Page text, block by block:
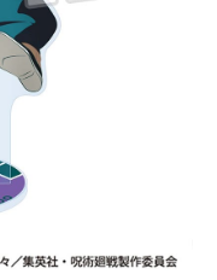
周年
だす～』